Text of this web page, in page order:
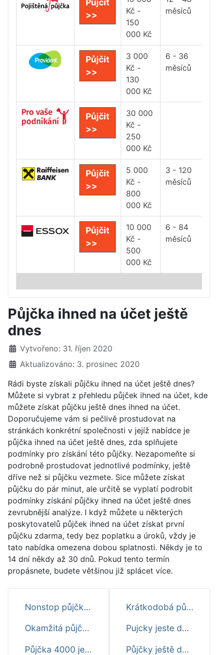
Půjčit
>>
Kč -
150
000 Kč
měsíců
Půjčit
>>
3 000
Kč -
130
000 Kč
6 - 36
měsíců
Půjčit
>>
30 000
Kč -
250
000 Kč
Půjčit
>>
5 000
Kč -
800
000 Kč
3 - 120
měsíců
Půjčit
>>
10 000
Kč -
500
000 Kč
6 - 84
měsíců
Půjčka ihned na účet ještě
dnes
Základní údaje
Vytvořeno: 31. říjen 2020
Aktualizováno: 3. prosinec 2020
Rádi byste získali půjčku ihned na účet ještě dnes?
Můžete si vybrat z přehledu půjček ihned na účet, kde
můžete získat půjčku ještě dnes ihned na účet.
Doporučujeme vám si pečlivě prostudovat na
stránkách konkrétní společnosti v jejíž nabídce je
půjčka ihned na účet ještě dnes, zda splňujete
podmínky pro získání této půjčky. Nezapomeňte si
podrobně prostudovat jednotlivé podmínky, ještě
dříve než si půjčku vezmete. Sice můžete získat
půjčku do pár minut, ale určitě se vyplatí podrobit
podmínky získání půjčky ihned na účet ještě dnes
zevrubnější analýze. I když můžete u některých
poskytovatelů půjček ihned na účet získat první
půjčku zdarma, tedy bez poplatku a úroků, vždy je
tato nabídka omezena dobou splatnosti. Někdy je to
14 dní někdy až 30 dnů. Pokud tento termín
propásnete, budete většinou již splácet více.
Nonstop půjčky ještě dnes
Okamžitá půjčka ještě dnes
Půjčka 4000 ještě dnes
Krátkodobá půjčka ještě dnes
Pujcky jeste dnes
Půjčky ještě dnes